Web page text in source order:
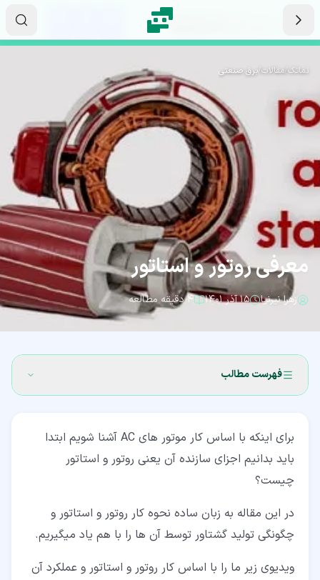
نماتک/مقالات/برق صنعتی
معرفی روتور و استاتور
زهرا نیرنیا ۱۵ آذر ۱۴۰۱ ۴ دقیقه مطالعه
فهرست مطالب
۲‏-
۳‏- استاتور چیست؟
۵‏- اساس کار روتور و استاتور
۶‏- گشتاور شکست چیست؟
برای اینکه با اساس کار موتور های AC آشنا شویم ابتدا
باید بدانیم اجزای سازنده آن یعنی روتور و استاتور
چیست؟
در این مقاله به زبان ساده نحوه کار روتور و استاتور و
چگونگی تولید گشتاور توسط آن ها را با هم یاد میگیریم.
ویدیوی زیر ما را با اساس کار روتور و استاتور و عملکرد آن